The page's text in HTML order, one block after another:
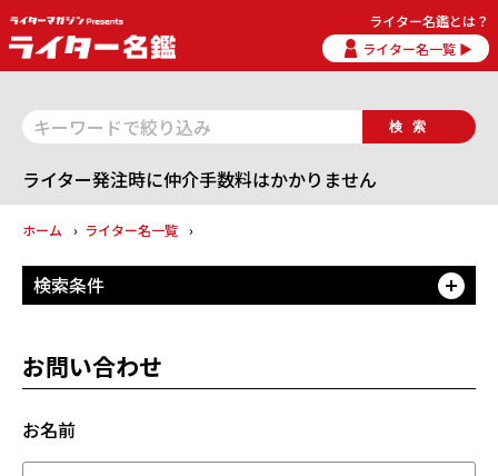
ライター名鑑とは？
ライター名一覧 ▶
検索
ライター発注時に仲介手数料はかかりません
ホーム ライター名一覧
検索条件
お問い合わせ
お名前